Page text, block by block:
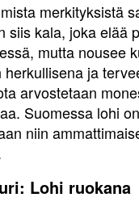
merkityksistä
siis kala, joka elää
mutta nousee
herkullisena ja
arvostetaan
Suomessa lohi
niin
Lohi ruokana